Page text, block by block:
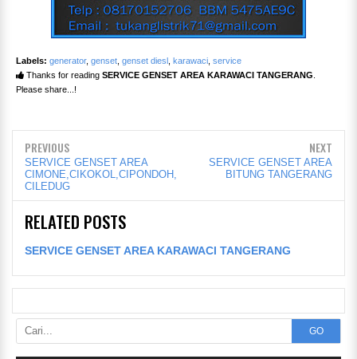
Labels: generator, genset genset diesl karawaci service
Thanks for reading SERVICE GENSET AREA KARAWACI TANGERANG
Please share...!
PREVIOUS
SERVICE GENSET AREA
CIMONE,CIKOKOL,CIPONDOH,
CILEDUG
NEXT
SERVICE GENSET AREA
BITUNG TANGERANG
RELATED POSTS
SERVICE GENSET AREA KARAWACI TANGERANG
GO